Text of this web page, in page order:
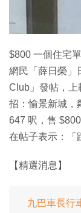
$800 一個住宅
網民「薛日榮」
Club」發帖，上
招：愉景新城，
647 呎，售
在帖子表示：「
【精選消息】
九巴車長行